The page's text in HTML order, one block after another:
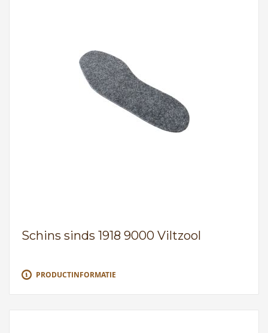
Schins sinds 1918 9000 Viltzool
PRODUCTINFORMATIE